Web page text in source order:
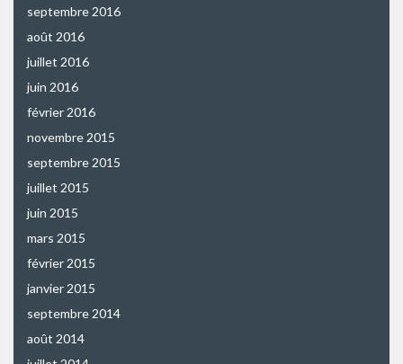
septembre 2016
août 2016
juillet 2016
juin 2016
février 2016
novembre 2015
septembre 2015
juillet 2015
juin 2015
mars 2015
février 2015
janvier 2015
septembre 2014
août 2014